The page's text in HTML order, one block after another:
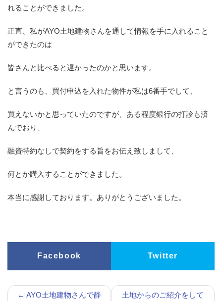
れることができました。
正直、私がAYO土地建物さんを通して情報を手に入れること
ができたのは
皆さんと比べると遅かったのかと思います。
と言うのも、買付申込を入れた物件が私は6番手でして、
買えないかと思っていたのですが、ある程度銀行の打診も済
んでおり、
融資特約なしで契約をする旨をお伝え致しまして、
何とか購入することができました。
本当に感謝しております。ありがとうございました。
Facebook Twitter
← AYO土地建物さんで静
土地からのご紹介をして